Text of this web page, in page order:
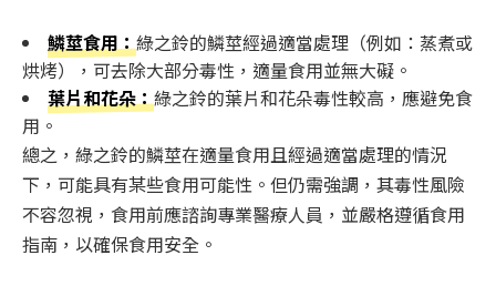
鱗莖食用：綠之鈴的鱗莖經過適當處理（例如：蒸煮或
烘烤），可去除大部分毒性，適量食用並無大礙。
葉片和花朵：綠之鈴的葉片和花朵毒性較高，應避免食
用。
總之，綠之鈴的鱗莖在適量食用且經過適當處理的情況
下，可能具有某些食用可能性。但仍需強調，其毒性風險
不容忽視，食用前應諮詢專業醫療人員，並嚴格遵循食用
指南，以確保食用安全。